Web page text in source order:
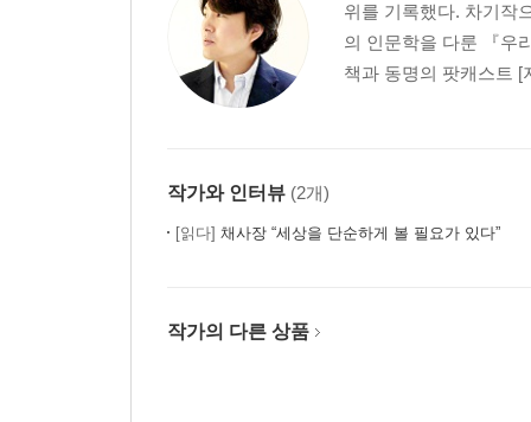
위를 기록했다. 차기작
의 인문학을 다룬 『우
책과 동명의 팟캐스트 [
작가와 인터뷰 (2개)
[읽다] 채사장 “세상을 단순하게 볼 필요가 있다”
작가의 다른 상품